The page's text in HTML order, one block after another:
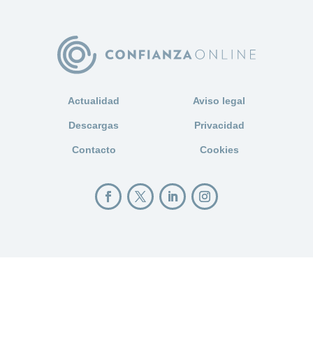
Actualidad
Descargas
Contacto
Aviso legal
Privacidad
Cookies